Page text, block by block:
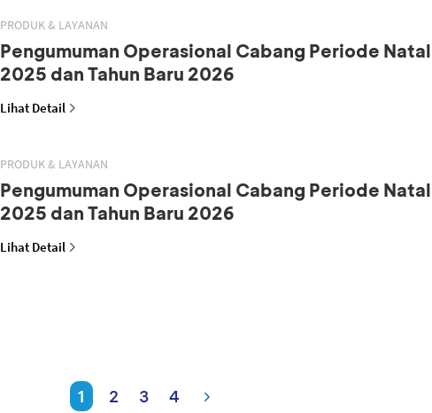
PRODUK & LAYANAN
Pengumuman Operasional Cabang Periode Natal
2025 dan Tahun Baru 2026
Lihat Detail
PRODUK & LAYANAN
Pengumuman Operasional Cabang Periode Natal
2025 dan Tahun Baru 2026
Lihat Detail
1 2 3 4